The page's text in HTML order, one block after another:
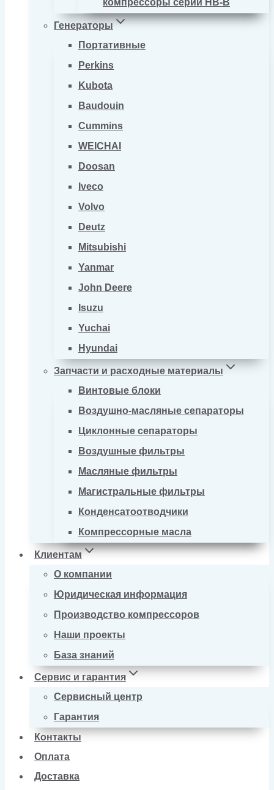
компрессоры серии HB-B
Генераторы
Портативные
Perkins
Kubota
Baudouin
Cummins
WEICHAI
Doosan
Iveco
Volvo
Deutz
Mitsubishi
Yanmar
John Deere
Isuzu
Yuchai
Hyundai
Запчасти и расходные материалы
Винтовые блоки
Воздушно-масляные сепараторы
Циклонные сепараторы
Воздушные фильтры
Масляные фильтры
Магистральные фильтры
Конденсатоотводчики
Компрессорные масла
Клиентам
О компании
Юридическая информация
Производство компрессоров
Наши проекты
База знаний
Сервис и гарантия
Сервисный центр
Гарантия
Контакты
Оплата
Доставка